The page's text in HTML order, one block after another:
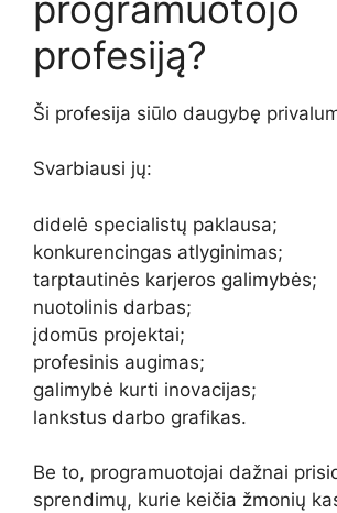
profesiją?
Ši profesija siūlo daugybę
Svarbiausi jų:
didelė specialistų paklausa;
konkurencingas atlyginimas;
tarptautinės karjeros galimybės;
nuotolinis darbas;
įdomūs projektai;
profesinis augimas;
galimybė kurti inovacijas;
lankstus darbo grafikas.
Be to, programuotojai dažnai
sprendimų, kurie keičia žmonių